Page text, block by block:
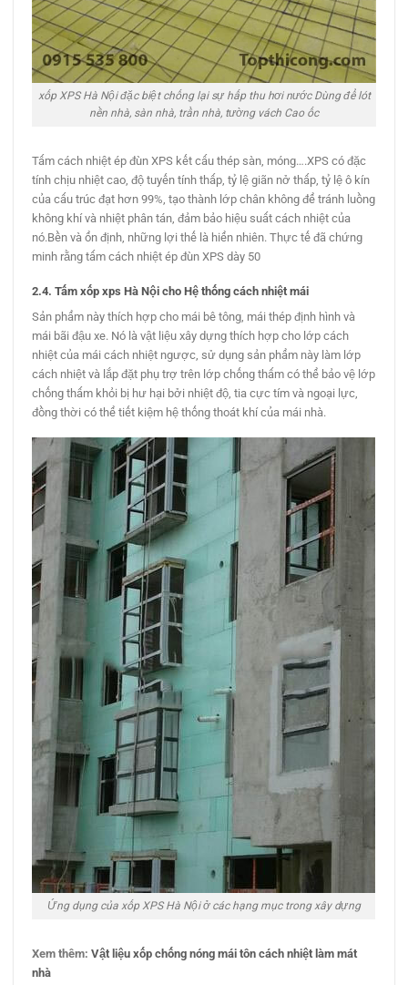
xốp XPS Hà Nội đặc biệt chống lại sự hấp thu hơi nước Dùng để lót
nền nhà, sàn nhà, trần nhà, tường vách Cao ốc
Tấm cách nhiệt ép đùn XPS kết cấu thép sàn, móng….XPS có đặc
tính chịu nhiệt cao, độ tuyến tính thấp, tỷ lệ giãn nở thấp, tỷ lệ ô kín
của cấu trúc đạt hơn 99%, tạo thành lớp chân không để tránh luồng
không khí và nhiệt phân tán, đảm bảo hiệu suất cách nhiệt của
nó.Bền và ổn định, những lợi thế là hiển nhiên. Thực tế đã chứng
minh rằng tấm cách nhiệt ép đùn XPS dày 50
2.4. Tấm xốp xps Hà Nội cho Hệ thống cách nhiệt mái
Sản phẩm này thích hợp cho mái bê tông, mái thép định hình và
mái bãi đậu xe. Nó là vật liệu xây dựng thích hợp cho lớp cách
nhiệt của mái cách nhiệt ngược, sử dụng sản phẩm này làm lớp
cách nhiệt và lắp đặt phụ trợ trên lớp chống thấm có thể bảo vệ lớp
chống thấm khỏi bị hư hại bởi nhiệt độ, tia cực tím và ngoại lực,
đồng thời có thể tiết kiệm hệ thống thoát khí của mái nhà.
Ứng dụng của xốp XPS Hà Nội ở các hạng mục trong xây dựng
Xem thêm:Vật liệu xốp chống nóng mái tôn cách nhiệt làm mát
nhà